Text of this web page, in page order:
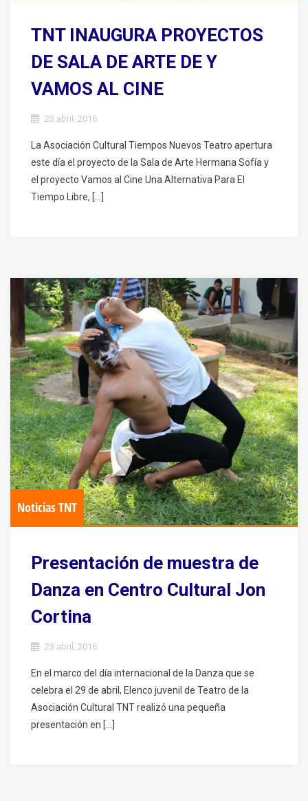
TNT INAUGURA PROYECTOS
DE SALA DE ARTE DE Y
VAMOS AL CINE
23 abril, 2016
La Asociación Cultural Tiempos Nuevos Teatro apertura
este día el proyecto de la Sala de Arte Hermana Sofía y
el proyecto Vamos al Cine Una Alternativa Para El
Tiempo Libre, […]
Noticias TNT
Presentación de muestra de
Danza en Centro Cultural Jon
Cortina
23 abril, 2016
En el marco del día internacional de la Danza que se
celebra el 29 de abril, Elenco juvenil de Teatro de la
Asociación Cultural TNT realizó una pequeña
presentación en […]